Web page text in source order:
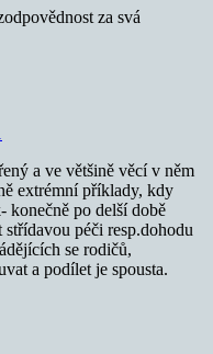
za svá
a ve většině věcí v něm
extrémní příklady, kdy
konečně po delší době
péči resp.dohodu
se rodičů,
a podílet je spousta.